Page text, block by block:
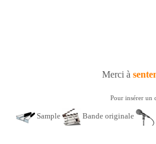
Merci à
Pour insérer un
Sample Bande originale